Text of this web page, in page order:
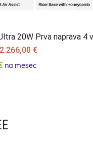
20W Prva naprava 4
Original
2.266,00 €Current
na mesec